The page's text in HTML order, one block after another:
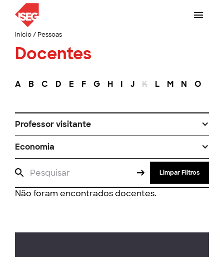
Início/ Pessoas
Docentes
A B C D E F G H I J K L M N O
Professor visitante
Economia
Limpar Filtros
Não foram encontrados docentes.